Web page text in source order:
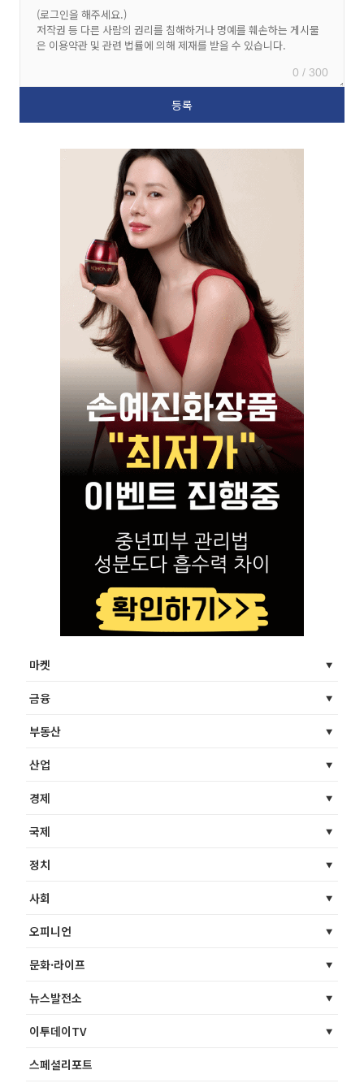
0 / 300
마켓
금융
부동산
산업
경제
국제
정치
사회
오피니언
문화·라이프
뉴스발전소
이투데이TV
스페셜리포트